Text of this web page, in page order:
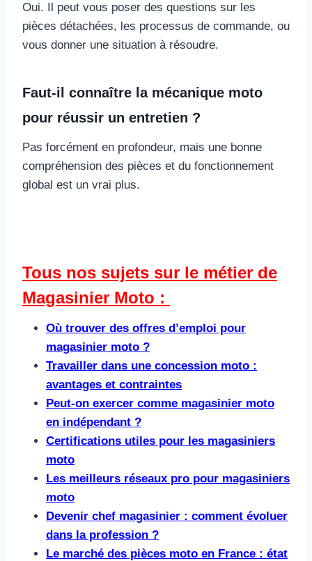
Oui. Il peut vous poser des questions sur les
pièces détachées, les processus de commande, ou
vous donner une situation à résoudre.
Faut-il connaître la mécanique moto
pour réussir un entretien ?
Pas forcément en profondeur, mais une bonne
compréhension des pièces et du fonctionnement
global est un vrai plus.
Tous nos sujets sur le métier de
Magasinier Moto :
Où trouver des offres d’emploi pour
magasinier moto ?
Travailler dans une concession moto :
avantages et contraintes
Peut-on exercer comme magasinier moto
en indépendant ?
Certifications utiles pour les magasiniers
moto
Les meilleurs réseaux pro pour magasiniers
moto
Devenir chef magasinier : comment évoluer
dans la profession ?
Le marché des pièces moto en France : état